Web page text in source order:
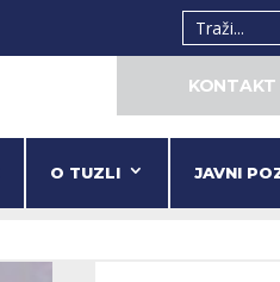
O TUZLI JAVNI